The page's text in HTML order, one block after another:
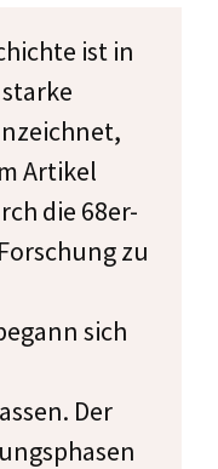
ist in
Artikel
die 68er-
zu
sich
Der